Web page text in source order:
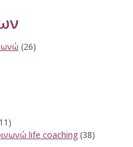
(26)
life coaching (38)